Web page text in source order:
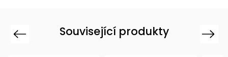
Související produkty
Previous Next